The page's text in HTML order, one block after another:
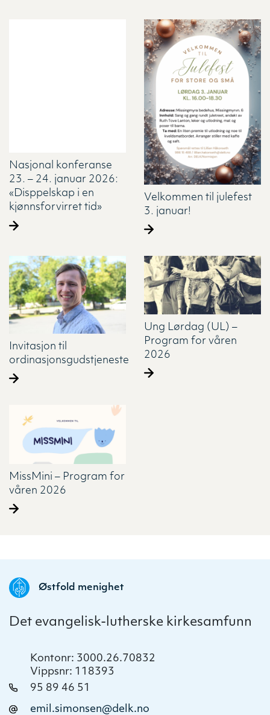
Nasjonal konferanse
23. – 24. januar 2026:
«Disppelskap i en
kjønnsforvirret tid»
Velkommen til julefest
3. januar!
Invitasjon til
ordinasjonsgudstjeneste
Ung Lørdag (UL) –
Program for våren
2026
MissMini – Program for
våren 2026
Østfold menighet
Det evangelisk-lutherske kirkesamfunn
Kontonr: 3000.26.70832
Vippsnr: 118393
95 89 46 51
emil.simonsen@delk.no